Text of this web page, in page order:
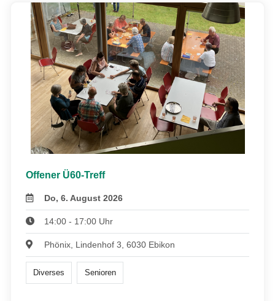
Offener Ü60-Treff
Do, 6. August 2026
14:00 - 17:00 Uhr
Phönix, Lindenhof 3, 6030 Ebikon
Diverses Senioren